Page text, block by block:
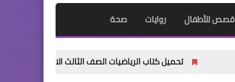
قصص للأطفال روايات صحة
تحميل كتاب الرياضيات الصف الثالث الابتدائي الترم الأول 2027 PDF | المنهج الجديد الرسمي